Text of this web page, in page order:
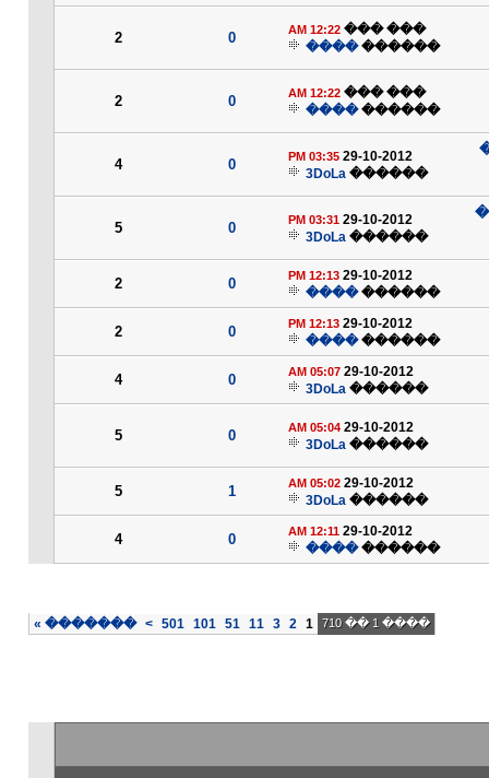
��� ���
12:22 AM
������
����
0
2
��� ���
12:22 AM
������
����
0
2
29-10-2012
03:35 PM
������
3DoLa
0
4
29-10-2012
03:31 PM
������
3DoLa
0
5
29-10-2012
12:13 PM
������
����
0
2
29-10-2012
12:13 PM
������
����
0
2
29-10-2012
05:07 AM
������
3DoLa
0
4
29-10-2012
05:04 AM
������
3DoLa
0
5
29-10-2012
05:02 AM
������
3DoLa
1
5
29-10-2012
12:11 AM
������
����
0
4
���� 1 �� 710
1
2
3
11
51
101
501
>
�������
»